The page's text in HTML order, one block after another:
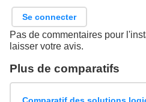
Se connecter
Pas de commentaires pour
laisser votre avis.
Plus de comparatifs
Comparatif des solutions